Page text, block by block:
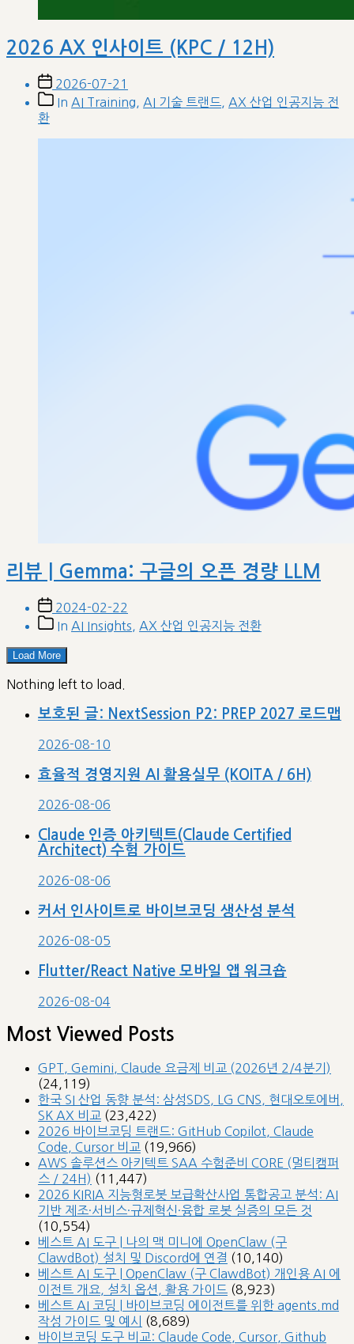
2026 AX 인사이트 (KPC / 12H)
Post
date
2026-07-21
Post
categories
In AI Training AI 기술 트랜드
AX 산업 인공지능 전
환
리뷰 | Gemma: 구글의 오픈 경량 LLM
Post
date
2024-02-22
PostIn AI Insights AX 산업 인공지능 전환
Load More
Nothing left to load.
보호된 글: NextSession P2: PREP 2027 로드맵
2026-08-10
효율적 경영지원 AI 활용실무 (KOITA / 6H)
2026-08-06
Claude 인증 아키텍트(Claude Certified
Architect) 수험 가이드
2026-08-06
커서 인사이트로 바이브코딩 생산성 분석
2026-08-05
Flutter/React Native 모바일 앱 워크숍
2026-08-04
Most Viewed Posts
GPT, Gemini, Claude 요금제 비교 (2026년 2/4분기)
(24,119)
한국 SI 산업 동향 분석: 삼성SDS, LG CNS, 현대오토에버,
SK AX 비교 (23,422)
2026 바이브코딩 트랜드: GitHub Copilot, Claude
Code, Cursor 비교 (19,966)
AWS 솔루션스 아키텍트 SAA 수험준비 CORE (멀티캠퍼
스 / 24H) (11,447)
2026 KIRIA 지능형로봇 보급확산사업 통합공고 분석: AI
기반 제조·서비스·규제혁신·융합 로봇 실증의 모든 것
(10,554)
베스트 AI 도구 | 나의 맥 미니에 OpenClaw (구
ClawdBot) 설치 및 Discord에 연결 (10,140)
베스트 AI 도구 | OpenClaw (구 ClawdBot) 개인용 AI 에
이전트 개요, 설치 옵션, 활용 가이드 (8,923)
베스트 AI 코딩 | 바이브코딩 에이전트를 위한 agents.md
작성 가이드 및 예시
(8,689)
바이브코딩 도구 비교: Claude Code, Cursor, Github